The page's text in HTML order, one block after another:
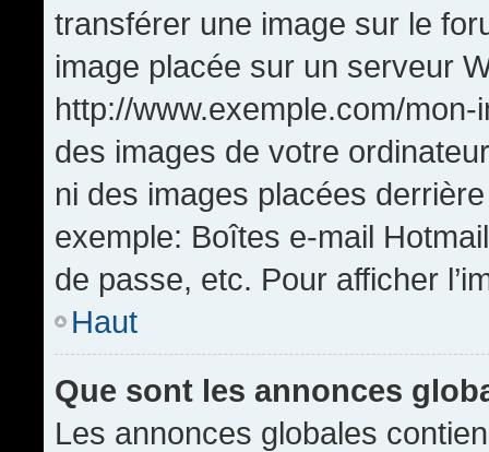
transférer une image sur le
image placée sur un serveur
http://www.exemple.com/
des images de votre
ni des images placées
exemple: Boîtes e-mail
de passe, etc. Pour afficher
Haut
Que sont les annonces
Les annonces globales